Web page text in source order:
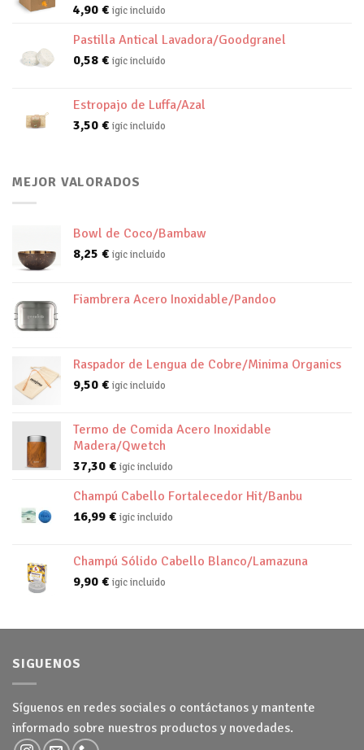
4,90 € igic incluido
Pastilla Antical Lavadora/Goodgranel
0,58 € igic incluido
Estropajo de Luffa/Azal
3,50 € igic incluido
MEJOR VALORADOS
Bowl de Coco/Bambaw
8,25 € igic incluido
Fiambrera Acero Inoxidable/Pandoo
Raspador de Lengua de Cobre/Minima Organics
9,50 € igic incluido
Termo de Comida Acero Inoxidable
Madera/Qwetch
37,30 € igic incluido
Champú Cabello Fortalecedor Hit/Banbu
16,99 € igic incluido
Champú Sólido Cabello Blanco/Lamazuna
9,90 € igic incluido
SIGUENOS
Síguenos en redes sociales o contáctanos y mantente
informado sobre nuestros productos y novedades.